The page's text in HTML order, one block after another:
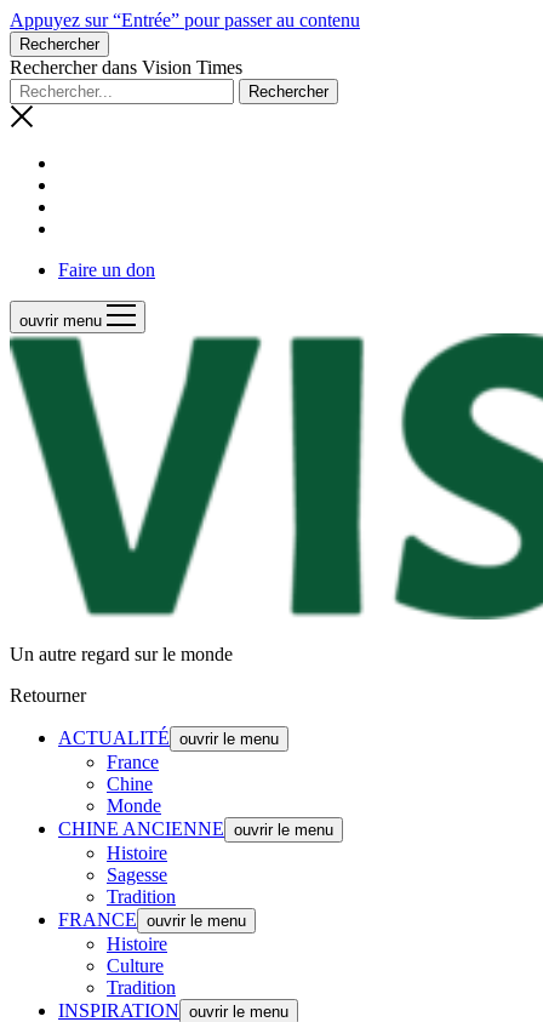
Appuyez sur “Entrée” pour passer au contenu
Rechercher
Rechercher dans Vision Times
Faire un don
ouvrir menu
Un autre regard sur le monde
Retourner
ACTUALITÉ ouvrir le menu
France
Chine
Monde
CHINE ANCIENNE ouvrir le menu
Histoire
Sagesse
Tradition
FRANCE ouvrir le menu
Histoire
Culture
Tradition
INSPIRATION ouvrir le menu